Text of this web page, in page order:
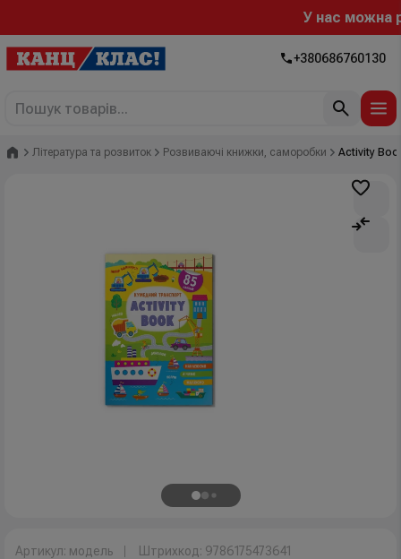
У нас можна
+380686760130
Головна
Література та розвиток Розвиваючі книжки, саморобки Activity
Артикул: модель Штрихкод: 9786175473641